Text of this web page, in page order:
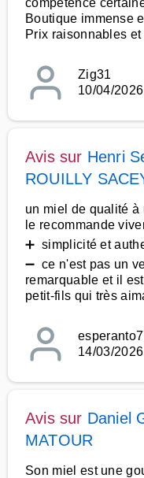
compétence
Boutique immense
Prix raisonnables et
Zig31
10/04/2026
Avis sur Henri
ROUILLY
un miel de qualité
le recommande
➕ simplicité et
➖ ce n'est pas un
remarquable et il
petit-fils qui très
14/03/2026
Avis sur Daniel
MATOUR
Son miel est une